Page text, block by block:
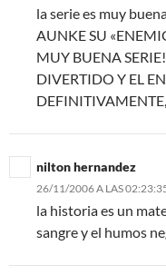
la serie es muy
AUNKE SU
MUY BUENA
DIVERTIDO Y EL
nilton hernandez
26/11/2006 A LAS
la historia es un
sangre y el humos